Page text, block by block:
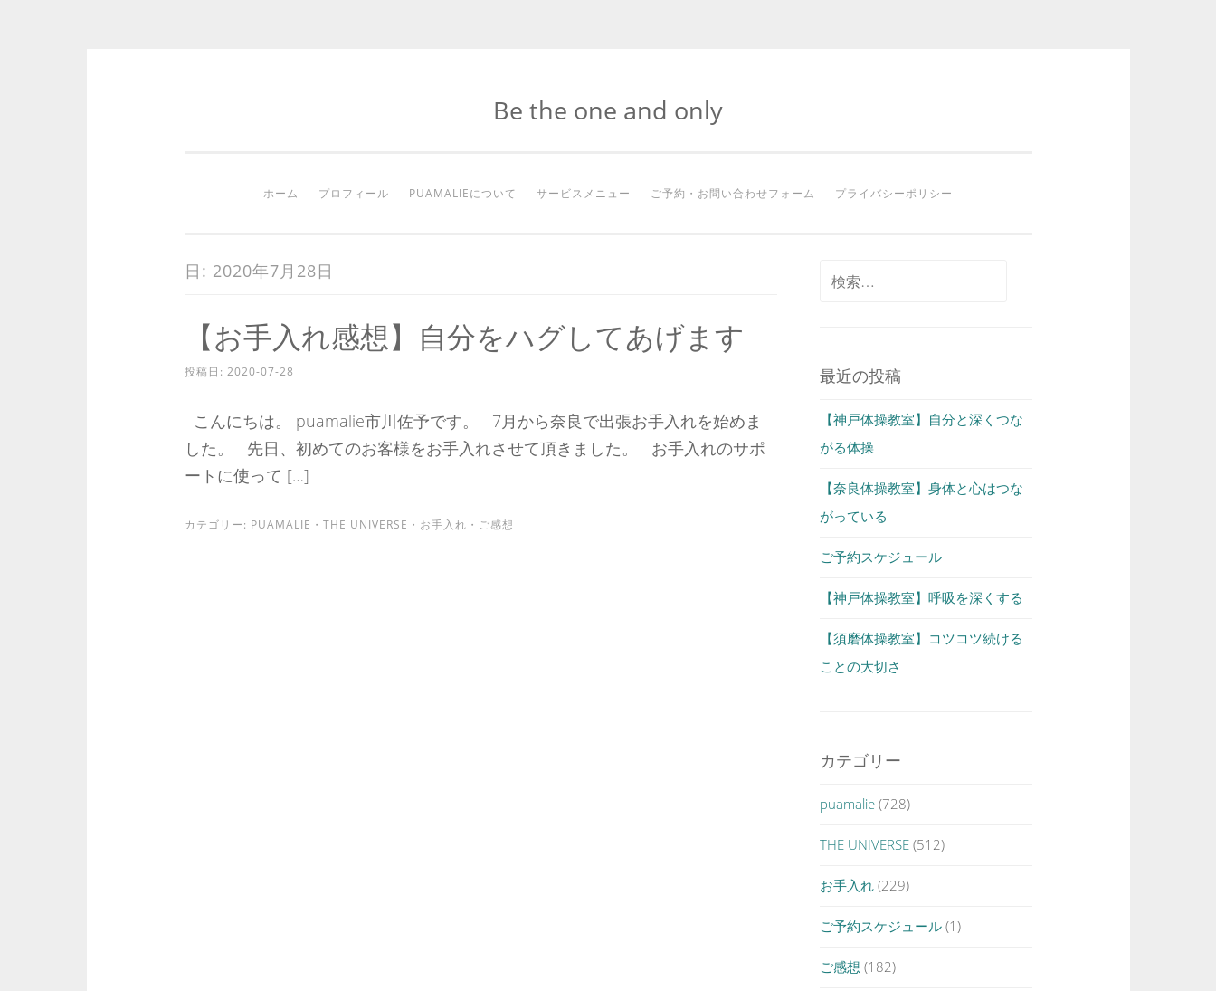
キ
Be the one and only
ホーム プロフィール PUAMALIEについて サービスメニュー ご予約・お問い合わせフォーム プライバシーポリシー
日: 2020年7月28日
【お手入れ感想】自分をハグしてあげます
投稿日: 2020-07-28
こんにちは。 puamalie市川佐予です。 7月から奈良で出張お手入れを始めま
した。 先日、初めてのお客様をお手入れさせて頂きました。 お手入れのサポ
ートに使って […]
カテゴリー: PUAMALIE ・ THE UNIVERSE ・ お手入れ ・ ご感想
最近の投稿
【神戸体操教室】自分と深くつな
がる体操
【奈良体操教室】身体と心はつな
がっている
ご予約スケジュール
【神戸体操教室】呼吸を深くする
【須磨体操教室】コツコツ続ける
ことの大切さ
カテゴリー
puamalie (728)
THE UNIVERSE (512)
お手入れ (229)
ご予約スケジュール (1)
ご感想 (182)